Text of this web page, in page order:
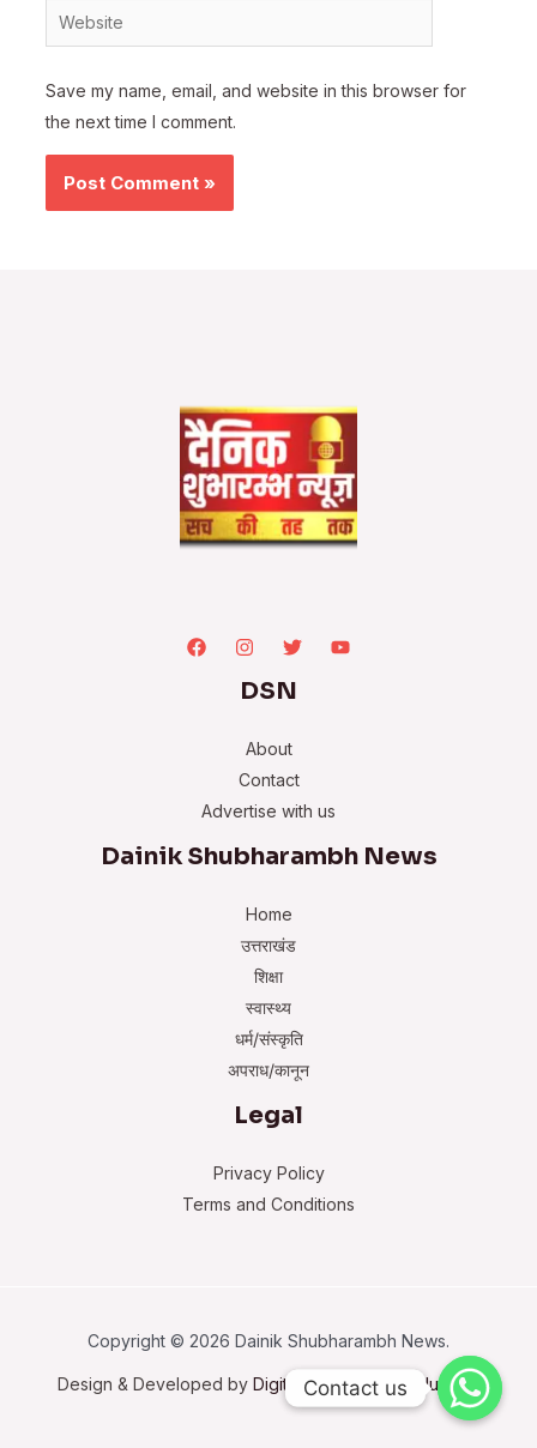
Website
Save my name, email, and website in this browser for
the next time I comment.
DSN
About
Contact
Advertise with us
Dainik Shubharambh News
Home
उत्तराखंड
शिक्षा
स्वास्थ्य
धर्म/संस्कृति
अपराध/कानून
Legal
Privacy Policy
Terms and Conditions
Copyright © 2026 Dainik Shubharambh News.
Design & Developed by Digital Trustworthy Solutions
Contact us
Contact us